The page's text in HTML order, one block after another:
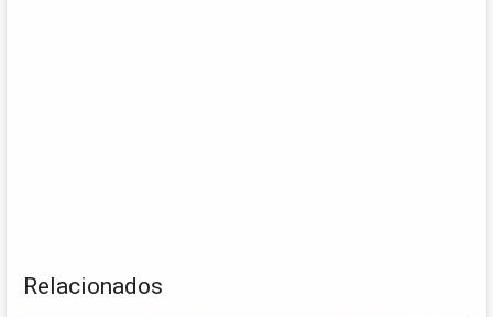
Relacionados